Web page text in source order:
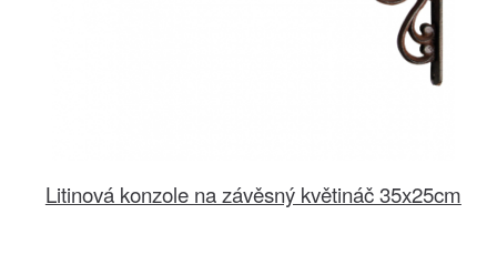
Litinová konzole na závěsný květináč 35x25cm